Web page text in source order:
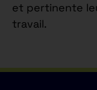
et pertinente
travail.